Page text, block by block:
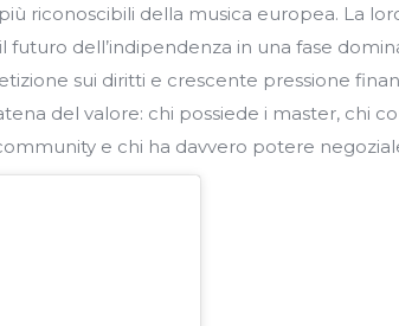
riconoscibili della musica europea. La
dell’indipendenza in una fase
sui diritti e crescente pressione
del valore: chi possiede i master, chi
e chi ha davvero potere